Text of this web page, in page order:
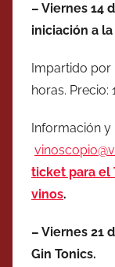
– Viernes 14
iniciación a
Impartido por
horas. Precio:
Información y
ticket para el
vinos.
– Viernes 21
Gin Tonics.